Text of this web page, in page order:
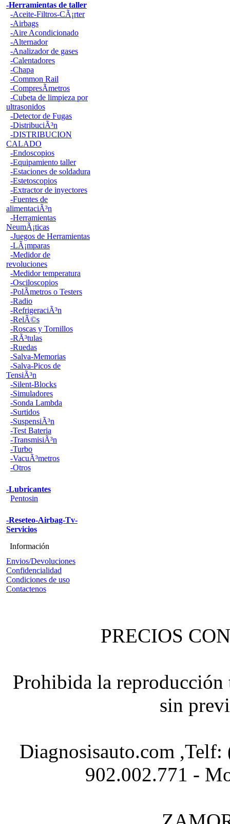
-Herramientas de taller
-Aceite-Filtros-CÃ¡rter
-Airbags
-Aire Acondicionado
-Alternador
-Analizador de gases
-Calentadores
-Chapa
-Common Rail
-CompresÃ­metros
-Cubeta de limpieza por
ultrasonidos
-Detector de Fugas
-DistribuciÃ³n
-DISTRIBUCION
CALADO
-Endoscopios
-Equipamiento taller
-Estaciones de soldadura
-Estetoscopios
-Extractor de inyectores
-Fuentes de
alimentaciÃ³n
-Herramientas
NeumÃ¡ticas
-Juegos de Herramientas
-LÃ¡mparas
-Medidor de
revoluciones
-Medidor temperatura
-Osciloscopios
-PolÃ­metros o Testers
-Radio
-RefrigeraciÃ³n
-RelÃ©s
-Roscas y Tornillos
-RÃ³tulas
-Ruedas
-Salva-Memorias
-Salva-Picos de
TensiÃ³n
-Silent-Blocks
-Simuladores
-Sonda Lambda
-Surtidos
-SuspensiÃ³n
-Test Bateria
-TransmisiÃ³n
-Turbo
-VacuÃ³metros
-Otros
-Lubricantes
Pentosin
-Reseteo-Airbag-Tv-
Servicios
Información
Envios/Devoluciones
Confidencialidad
Condiciones de uso
Contactenos
PRECIOS
Prohibida la
sin
Diagnosisauto.com
902.002.771 -